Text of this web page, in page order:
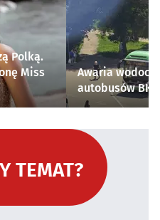
Polką.
Miss
Awaria
autobusów
TEMAT?